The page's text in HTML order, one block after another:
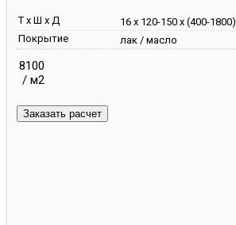
Т х Ш х Д
16 х 120-150 х (400-1800)
Покрытие
лак / масло
8100
/ м2